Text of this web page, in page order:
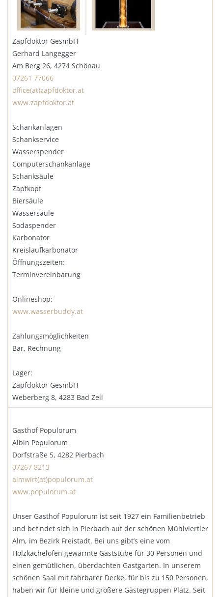
Zapfdoktor GesmbH
Gerhard Langegger
Am Berg 26, 4274 Schönau
07261 77066
office(at)zapfdoktor.at
www.zapfdoktor.at
Schankanlagen
Schankservice
Wasserspender
Computerschankanlage
Schanksäule
Zapfkopf
Biersäule
Wassersäule
Sodaspender
Karbonator
Kreislaufkarbonator
Öffnungszeiten:
Terminvereinbarung
Onlineshop:
www.wasserbuddy.at
Zahlungsmöglichkeiten
Bar, Rechnung
Lager:
Zapfdoktor GesmbH
Weberberg 8, 4283 Bad Zell
Gasthof Populorum
Albin Populorum
Dorfstraße 5, 4282 Pierbach
07267 8213
almwirt(at)populorum.at
www.populorum.at
Unser Gasthof Populorum ist seit 1927 ein Familienbetrieb
und befindet sich in Pierbach auf der schönen Mühlviertler
Alm, im Bezirk Freistadt. Bei uns gibt’s eine vom
Holzkachelofen gewärmte Gaststube für 30 Personen und
einen gemütlichen, überdachten Gastgarten. In unserem
schönen Saal mit fahrbarer Decke, für bis zu 150 Personen,
haben wir für kleine und größere Gästegruppen Platz. Seit